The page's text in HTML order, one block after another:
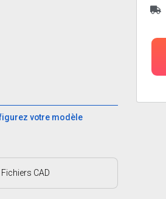
votre modèle
Fichiers CAD